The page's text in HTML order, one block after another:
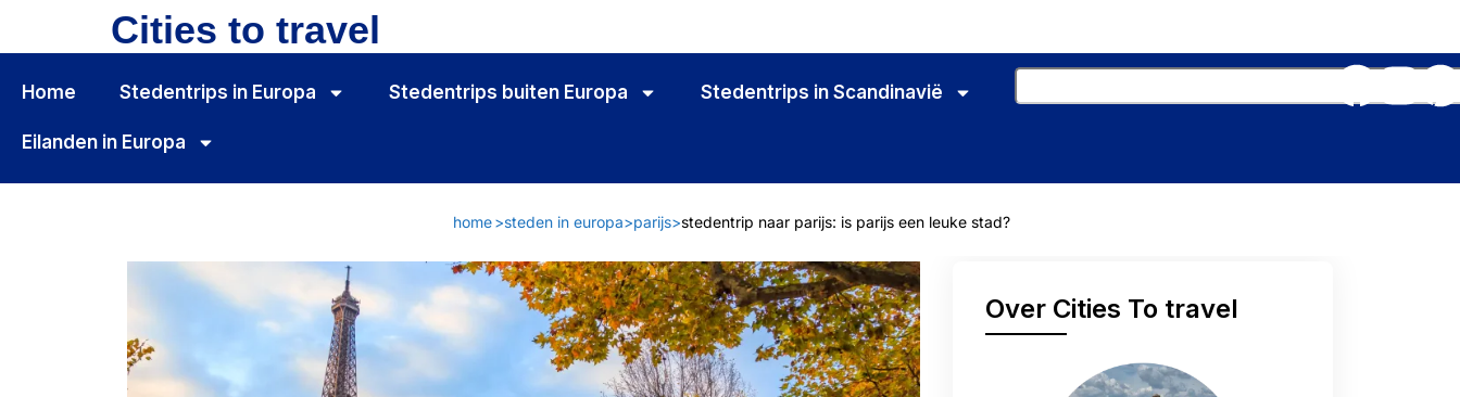
Cities to travel
Home Stedentrips in Europa Stedentrips buiten Europa Stedentrips in Scandinavië
Eilanden in Europa
home >steden in europa>parijs>stedentrip naar parijs: is parijs een leuke stad?
Over Cities To travel